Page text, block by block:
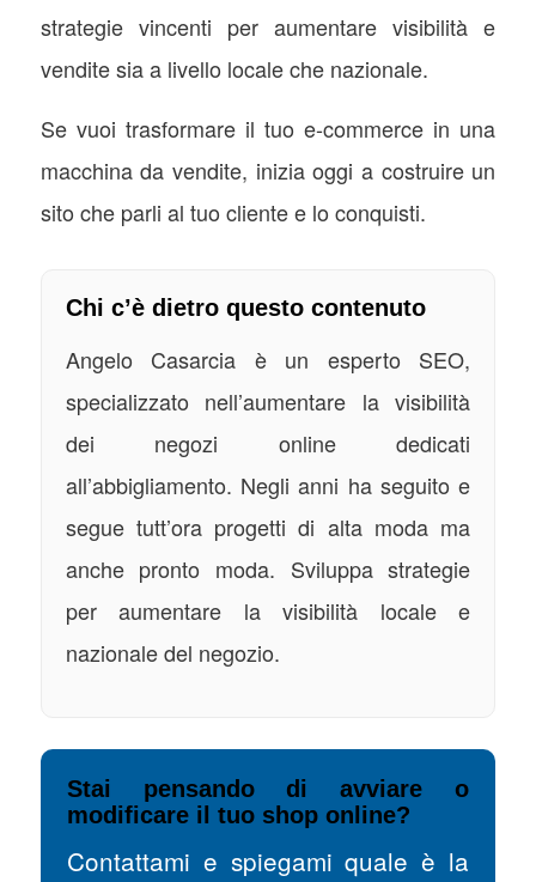
strategie vincenti per aumentare visibilità e
vendite sia a livello locale che nazionale.
Se vuoi trasformare il tuo e-commerce in una
macchina da vendite, inizia oggi a costruire un
sito che parli al tuo cliente e lo conquisti.
Chi c’è dietro questo contenuto
Angelo Casarcia è un esperto SEO,
specializzato nell’aumentare la visibilità
dei negozi online dedicati
all’abbigliamento. Negli anni ha seguito e
segue tutt’ora progetti di alta moda ma
anche pronto moda. Sviluppa strategie
per aumentare la visibilità locale e
nazionale del negozio.
Stai pensando di avviare o
modificare il tuo shop online?
Contattami e spiegami quale è la